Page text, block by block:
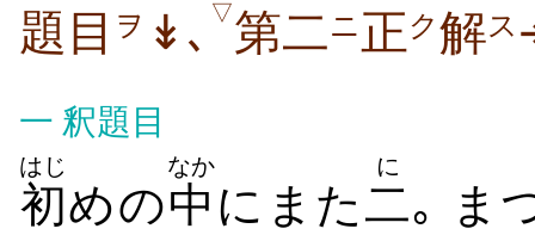
題目 ヲ ↡､ ▽第二 ニ 正ク解ス
一 釈題目
初
はじ
めの中
なか
にまた二
に
｡ ま